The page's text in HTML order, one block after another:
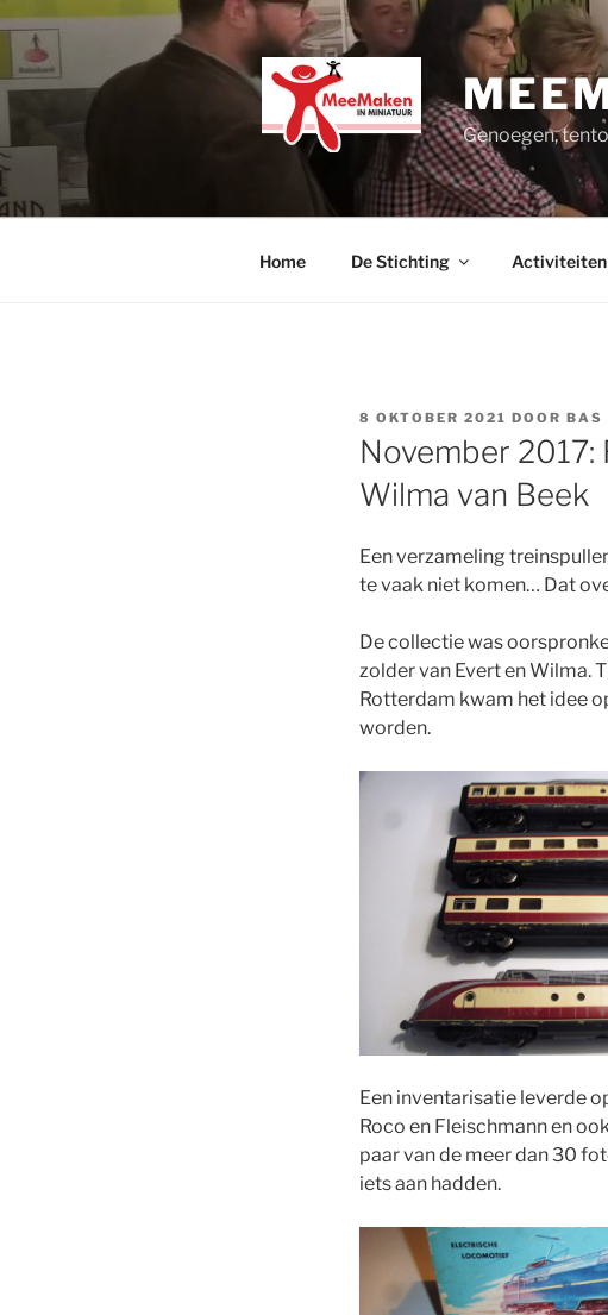
Ga
naar
de
inhoud
Genoegen,
Home De Stichting Activiteiten
GEPLAATST
OP
8 OKTOBER 2021 DOOR BAS
November 2017:
Wilma van Beek
Een verzameling
te vaak niet komen… Dat
De collectie was
zolder van Evert en Wilma.
Rotterdam kwam het idee
worden.
Een inventarisatie leverde
Roco en Fleischmann en
paar van de meer dan 30
iets aan hadden.